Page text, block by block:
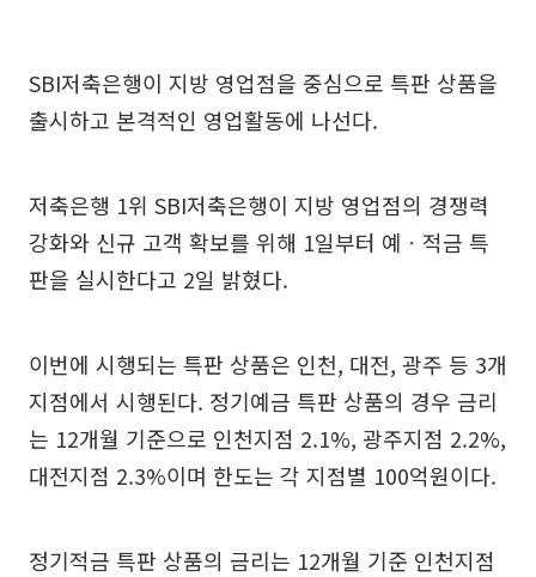
SBI저축은행이 지방 영업점을 중심으로 특판 상품을
출시하고 본격적인 영업활동에 나선다.
저축은행 1위 SBI저축은행이 지방 영업점의 경쟁력
강화와 신규 고객 확보를 위해 1일부터 예ㆍ적금 특
판을 실시한다고 2일 밝혔다.
이번에 시행되는 특판 상품은 인천, 대전, 광주 등 3개
지점에서 시행된다. 정기예금 특판 상품의 경우 금리
는 12개월 기준으로 인천지점 2.1%, 광주지점 2.2%,
대전지점 2.3%이며 한도는 각 지점별 100억원이다.
정기적금 특판 상품의 금리는 12개월 기준 인천지점